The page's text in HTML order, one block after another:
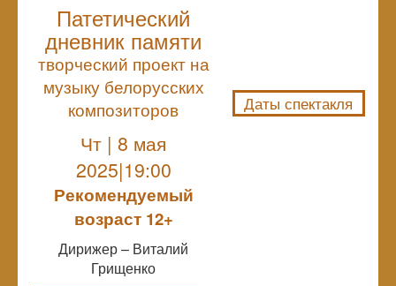
Патетический
дневник памяти
творческий проект на
музыку белорусских
композиторов
Чт | 8 мая
2025|19:00
Рекомендуемый
возраст 12+
Дирижер – Виталий
Грищенко
Даты спектакля